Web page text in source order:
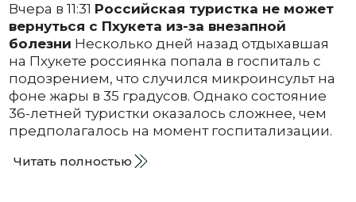
Вчера в 11:31 Российская туристка не может
вернуться с Пхукета из-за внезапной
болезни Несколько дней назад отдыхавшая
на Пхукете россиянка попала в госпиталь с
подозрением, что случился микроинсульт на
фоне жары в 35 градусов. Однако состояние
36-летней туристки оказалось сложнее, чем
предполагалось на момент госпитализации.
Читать полностью